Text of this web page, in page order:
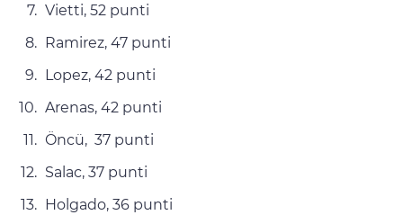
Vietti, 52 punti
Ramirez, 47 punti
Lopez, 42 punti
Arenas, 42 punti
Öncü, 37 punti
Salac, 37 punti
Holgado, 36 punti